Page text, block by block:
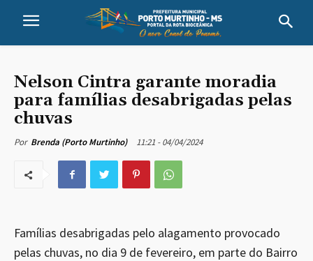
Nelson Cintra garante moradia
para famílias desabrigadas pelas
chuvas
Por Brenda (Porto Murtinho) 11:21 - 04/04/2024
Famílias desabrigadas pelo alagamento provocado
pelas chuvas, no dia 9 de fevereiro, em parte do Bairro